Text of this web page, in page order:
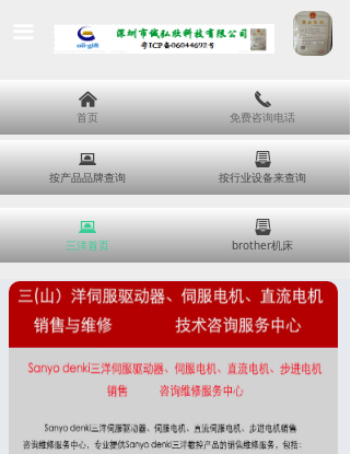
뀵
按产品品牌查询
뀣
按行业设备来查询
낀
首页
끅
免费咨询电话
뀵
三洋首页
뀣
brother机床